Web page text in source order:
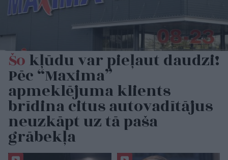
Šokļūdu var pieļaut daudzi!
Pēc “Maxima”
apmeklējuma klients
brīdina citus autovadītājus
neuzkāpt uz tā paša
grābekļa